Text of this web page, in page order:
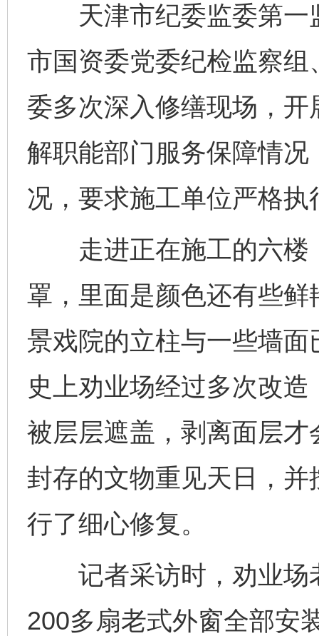
天津市纪委监委第一
市国资委党委纪检监察
委多次深入修缮现场，
解职能部门服务保障情
况，要求施工单位严格
走进正在施工的六楼
罩，里面是颜色还有些
景戏院的立柱与一些墙
史上劝业场经过多次改
被层层遮盖，剥离面层
封存的文物重见天日，并
行了细心修复。
记者采访时，劝业场
200多扇老式外窗全部安